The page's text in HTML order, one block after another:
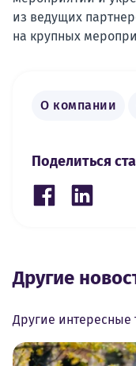
из ведущих
на крупных
О компании
Поделиться
Share onShare
Другие
Другие интересные